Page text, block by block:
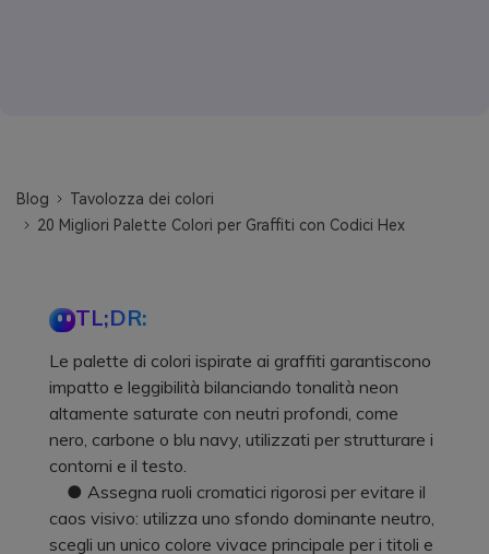
Blog
Tavolozza dei colori
20 Migliori Palette Colori per Graffiti con Codici Hex
TL;DR:
Le palette di colori ispirate ai graffiti garantiscono
impatto e leggibilità bilanciando tonalità neon
altamente saturate con neutri profondi, come
nero, carbone o blu navy, utilizzati per strutturare i
contorni e il testo.
● Assegna ruoli cromatici rigorosi per evitare il
caos visivo: utilizza uno sfondo dominante neutro,
scegli un unico colore vivace principale per i titoli e